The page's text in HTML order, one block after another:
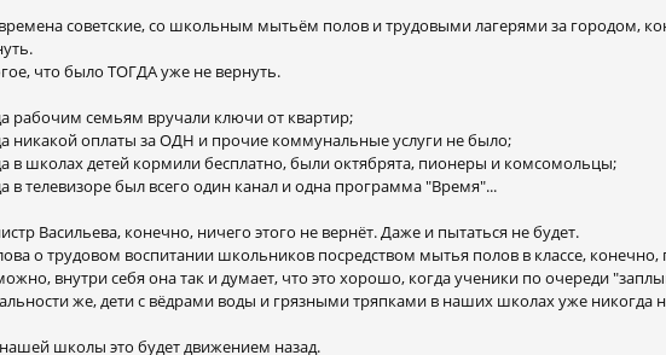
советские, со школьным мытьём полов и трудовыми лагерями за городом,
что было ТОГДА уже не вернуть.
рабочим семьям вручали ключи от квартир;
никакой оплаты за ОДН и прочие коммунальные услуги не было;
в школах детей кормили бесплатно, были октябрята, пионеры и комсомольцы;
в телевизоре был всего один канал и одна программа "Время"...
Васильева, конечно, ничего этого не вернёт. Даже и пытаться не будет.
о трудовом воспитании школьников посредством мытья полов в классе, конечно,
внутри себя она так и думает, что это хорошо, когда ученики по очереди
же, дети с вёдрами воды и грязными тряпками в наших школах уже никогда
школы это будет движением назад.